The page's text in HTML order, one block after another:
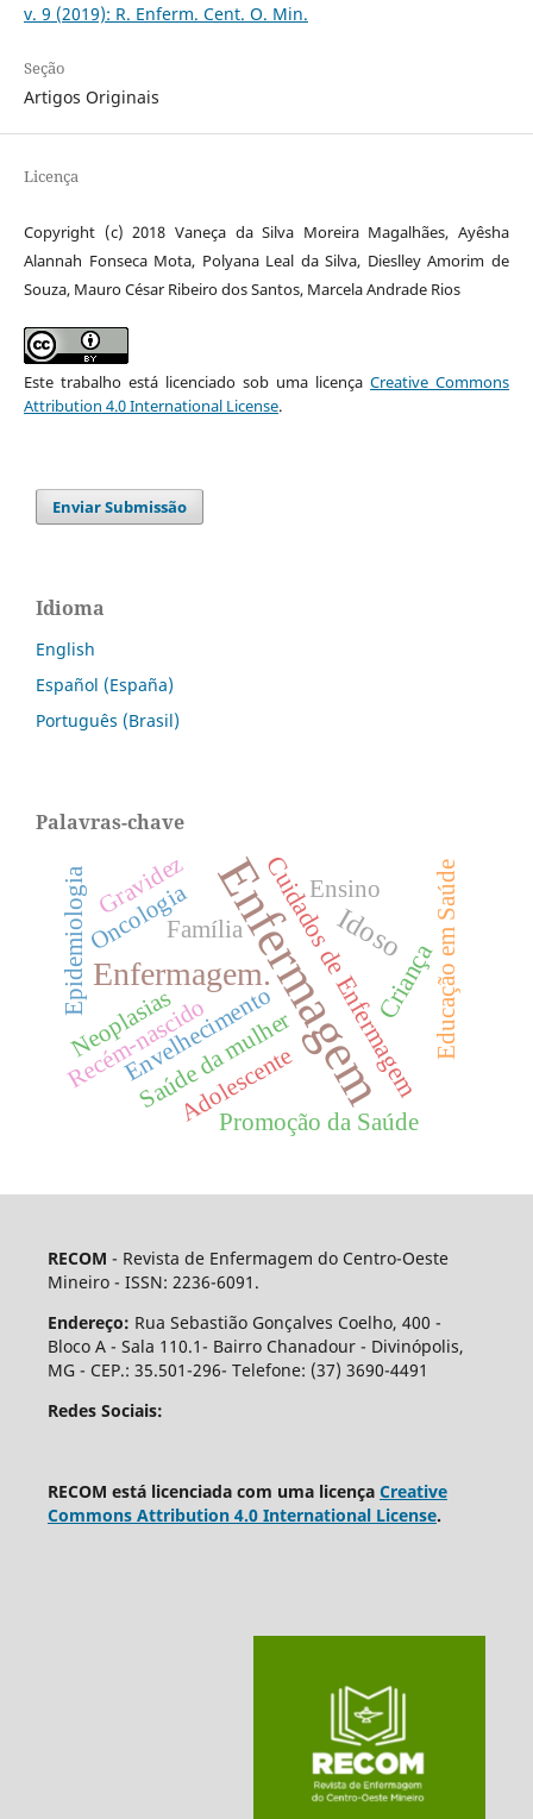
v. 9 (2019): R. Enferm. Cent. O. Min.
Seção
Artigos Originais
Licença
Copyright (c) 2018 Vaneça da Silva Moreira Magalhães, Ayêsha
Alannah Fonseca Mota, Polyana Leal da Silva, Dieslley Amorim de
Souza, Mauro César Ribeiro dos Santos, Marcela Andrade Rios
Este trabalho está licenciado sob uma licençaCreative Commons
Attribution 4.0 International License.
Enviar Submissão
Idioma
English
Español (España)
Português (Brasil)
Palavras-chave
Enfermagem
Enfermagem.
Idoso
Cuidados de Enfermagem
CriançaEducação em Saúde
Envelhecimento
Saúde da mulher
Adolescente
Família
Ensino
Epidemiologia
Recém-nascido
Neoplasias
Promoção da Saúde
Oncologia
Gravidez
RECOM - Revista de Enfermagem do Centro-Oeste
Mineiro - ISSN: 2236-6091.
Endereço: Rua Sebastião Gonçalves Coelho, 400 -
Bloco A - Sala 110.1- Bairro Chanadour - Divinópolis,
MG - CEP.: 35.501-296- Telefone: (37) 3690-4491
Redes Sociais:
RECOM está licenciada com uma licença Creative
Commons Attribution 4.0 International License.